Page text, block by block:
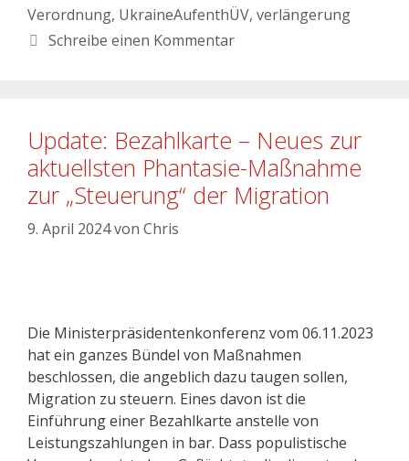
Verordnung, UkraineAufenthÜV, verlängerung
Schreibe einen Kommentar
Update: Bezahlkarte – Neues zur
aktuellsten Phantasie-Maßnahme
zur „Steuerung“ der Migration
9. April 2024von Chris
Die Ministerpräsidentenkonferenz vom 06.11.2023
hat ein ganzes Bündel von Maßnahmen
beschlossen, die angeblich dazu taugen sollen,
Migration zu steuern. Eines davon ist die
Einführung einer Bezahlkarte anstelle von
Leistungszahlungen in bar. Dass populistische